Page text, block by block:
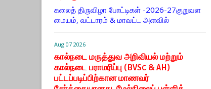
கலைத் திருவிழா போட்டிகள் -2026-27குறுவள
மையம், வட்டாரம் & மாவட்ட அளவில்
Aug 07 2026
கால்நடை மருத்துவ அறிவியல் மற்றும்
கால்நடை பராமரிப்பு (BVSc & AH)
பட்டப்படிப்பிற்கான மாணவர்